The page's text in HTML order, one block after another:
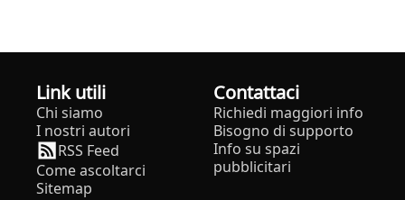
Link utili
Chi siamo
I nostri autori
RSS Feed
Come ascoltarci
Sitemap
Contattaci
Richiedi maggiori info
Bisogno di supporto
Info su spazi
pubblicitari